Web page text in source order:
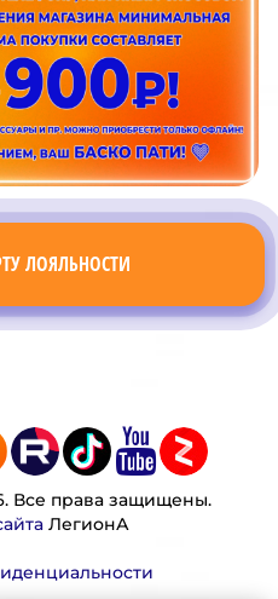
ЛОЯЛЬНОСТИ
Все права защищены.
ЛегионА